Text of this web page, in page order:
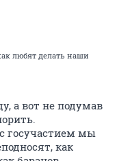
любят делать наши
а вот не подумав
госучастием мы
как